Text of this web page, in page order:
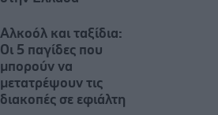
Αλκοόλ και ταξίδια:
Οι 5 παγίδες που
μπορούν να
μετατρέψουν τις
διακοπές σε εφιάλτη